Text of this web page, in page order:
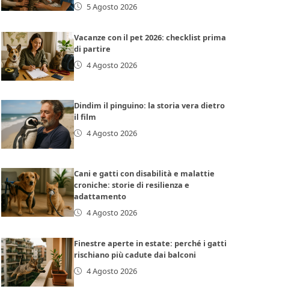
5 Agosto 2026
Vacanze con il pet 2026: checklist prima
di partire
4 Agosto 2026
Dindim il pinguino: la storia vera dietro
il film
4 Agosto 2026
Cani e gatti con disabilità e malattie
croniche: storie di resilienza e
adattamento
4 Agosto 2026
Finestre aperte in estate: perché i gatti
rischiano più cadute dai balconi
4 Agosto 2026